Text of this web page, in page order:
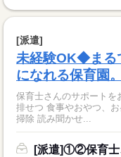
[派遣]
未経験OK◆まる
になれる保育園。
保育士さんのサポートを
排せつ 食事やおやつ、
掃除 読み聞かせ...
[派遣]①②保育士